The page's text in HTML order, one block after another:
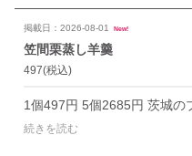
掲載日：2026-08-01 New!
笠間栗蒸し羊羹
497(税込)
続きを読む